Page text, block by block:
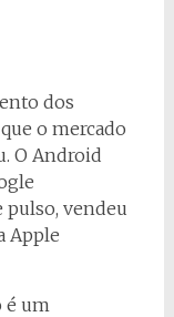
dos
o mercado
O Android
pulso, vendeu
Apple
é um